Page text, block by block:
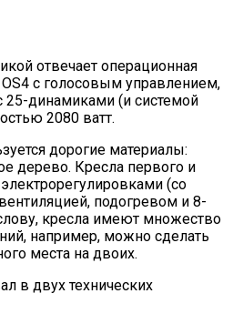
отвечает операционная
OS4 с голосовым управлением,
25-динамиками (и системой
2080 ватт.
дорогие материалы:
дерево. Кресла первого и
(со
подогревом и 8-
кресла имеют множество
например, можно сделать
места на двоих.
в двух технических